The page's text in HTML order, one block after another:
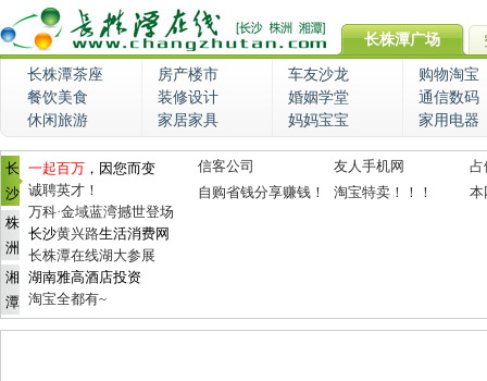
长株潭广场
长株潭茶座 房产楼市 车友沙龙
购物淘宝
餐饮美食
装修设计 婚姻学堂
通信数码
休闲旅游
家居家具 妈妈宝宝 家用电器
长
沙
株
洲
湘
潭
一起百万 ，因您而变
诚聘英才！
万科·金域蓝湾撼世登场
长沙黄兴路生活消费网
长株潭在线湖大参展
湖南雅高酒店投资
淘宝全都有~
信客公司 友人手机网
占
自购省钱分享赚钱！
淘宝特卖！！！ 本